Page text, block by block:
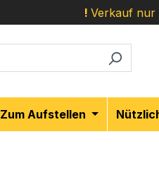
! Verkauf nur
Zum Aufstellen